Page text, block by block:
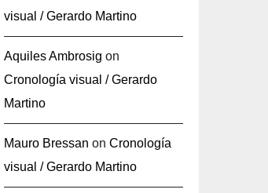
visual / Gerardo Martino
Aquiles Ambrosig on
Cronología visual / Gerardo
Martino
Mauro Bressan on Cronología
visual / Gerardo Martino